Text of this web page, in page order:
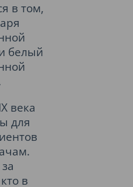
в том,
белый
века
для
в